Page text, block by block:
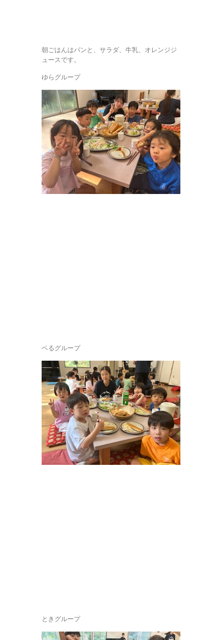
朝ごはんはパンと、サラダ、牛乳、オレンジジ
ュースです。
ゆらグループ
ベるグループ
ときグループ